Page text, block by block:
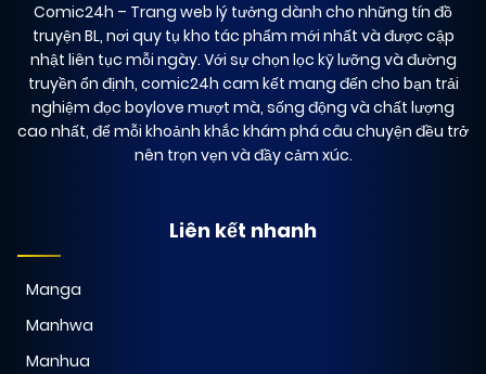
Comic24h – Trang web lý tưởng dành cho những tín đồ
truyện BL, nơi quy tụ kho tác phẩm mới nhất và được cập
nhật liên tục mỗi ngày. Với sự chọn lọc kỹ lưỡng và đường
truyền ổn định, comic24h cam kết mang đến cho bạn trải
nghiệm đọc boylove mượt mà, sống động và chất lượng
cao nhất, để mỗi khoảnh khắc khám phá câu chuyện đều trở
nên trọn vẹn và đầy cảm xúc.
Liên kết nhanh
Manga
Manhwa
Manhua